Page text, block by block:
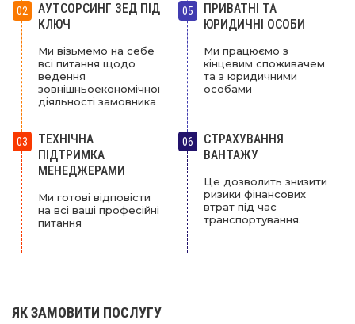
03
ТЕХНІЧНА
ПІДТРИМКА
МЕНЕДЖЕРАМИ
Ми готові відповісти
на всі ваші професійні
питання
05
ПРИВАТНІ ТА
ЮРИДИЧНІ ОСОБИ
Ми працюємо з
кінцевим споживачем
та з юридичними
особами
02
АУТСОРСИНГ ЗЕД ПІД
КЛЮЧ
Ми візьмемо на себе
всі питання щодо
ведення
зовнішньоекономічної
діяльності замовника
06
СТРАХУВАННЯ
ВАНТАЖУ
Це дозволить знизити
ризики фінансових
втрат під час
транспортування.
ЯК ЗАМОВИТИ ПОСЛУГУ